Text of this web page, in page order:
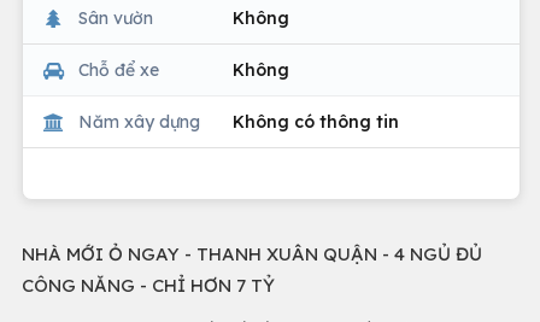
Sân vườn Không
Chỗ để xe Không
Năm xây dựng Không có thông tin
NHÀ MỚI Ỏ NGAY - THANH XUÂN QUẬN - 4 NGỦ ĐỦ
CÔNG NĂNG - CHỈ HƠN 7 TỶ